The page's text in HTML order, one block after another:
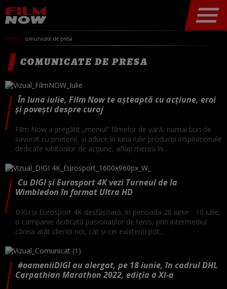
home comunicate de presa
COMUNICATE DE PRESA
În luna iulie, Film Now te așteaptă cu acțiune, eroi
și povești despre curaj
Film Now a pregătit „meniul” filmelor de vară, numai bun de
savurat cu prietenii, și aduce în luna iulie producții inspiraționale
dedicate iubitorilor de acțiune, aflați mereu în...
Cu DIGI și Eurosport 4K vezi Turneul de la
Wimbledon în format Ultra HD
DIGI și Eurosport 4K desfășoară, în perioada 28 iunie - 10 iulie,
o campanie dedicată pasionaților de tenis, prin intermediul
căreia atât clienții noi, cât și cei existenți pot...
#oameniiDIGI au alergat, pe 18 iunie, în cadrul DHL
Carpathian Marathon 2022, ediția a XI-a